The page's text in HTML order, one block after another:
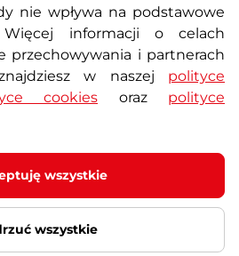
Reklamacje i serwis
Wyposażenie siłowni
nie wpływa na podstawowe
Więcej informacji o celach
przechowywania i partnerach
w naszej polityce
cookies oraz polityce
wszystkie
wszystkie